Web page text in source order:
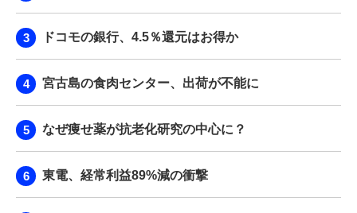
ドコモの銀行、4.5％還元はお得か
宮古島の食肉センター、出荷が不能に
なぜ痩せ薬が抗老化研究の中心に？
東電、経常利益89%減の衝撃